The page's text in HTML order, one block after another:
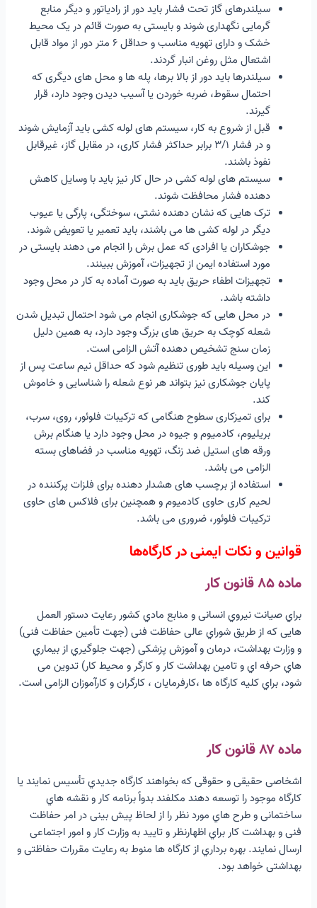
سیلندرهای گاز تحت فشار باید دور از رادیاتور و دیگر منابع
گرمایی نگهداری شوند و بایستی به صورت قائم در یک محیط
خشک و دارای تهویه مناسب و حداقل ۶ متر دور از مواد قابل
اشتعال مثل روغن انبار گردند.
سیلندرها باید دور از بالا برها، پله ها و محل های دیگری که
احتمال سقوط، ضربه خوردن یا آسیب دیدن وجود دارد، قرار
گیرند.
قبل از شروع به کار، سیستم های لوله کشی باید آزمایش شوند
و در فشار ۳/۱ برابر حداکثر فشار کاری، در مقابل گاز، غیرقابل
نفوذ باشند.
سیستم های لوله کشی در حال کار نیز باید با وسایل کاهش
دهنده فشار محافظت شوند.
ترک هایی که نشان دهنده نشتی، سوختگی، پارگی یا عیوب
دیگر در لوله کشی ها می باشند، باید تعمیر یا تعویض شوند.
جوشکاران یا افرادی که عمل برش را انجام می دهند بایستی در
مورد استفاده ایمن از تجهیزات، آموزش ببینند.
تجهیزات اطفاء حریق باید به صورت آماده به کار در محل وجود
داشته باشد.
در محل هایی که جوشکاری انجام می شود احتمال تبدیل شدن
شعله کوچک به حریق های بزرگ وجود دارد، به همین دلیل
زمان سنج تشخیص دهنده آتش الزامی است.
این وسیله باید طوری تنظیم شود که حداقل نیم ساعت پس از
پایان جوشکاری نیز بتواند هر نوع شعله را شناسایی و خاموش
کند.
برای تمیزکاری سطوح هنگامی که ترکیبات فلوئور، روی، سرب،
بریلیوم، کادمیوم و جیوه در محل وجود دارد یا هنگام برش
ورقه های استیل ضد زنگ، تهویه مناسب در فضاهای بسته
الزامی می باشد.
استفاده از برچسب های هشدار دهنده برای فلزات پرکننده در
لحیم کاری حاوی کادمیوم و همچنین برای فلاکس های حاوی
ترکیبات فلوئور، ضروری می باشد.
قوانین و نکات ایمنی در کارگاه‌ها
ماده ۸۵ قانون کار
براي صیانت نیروي انسانی و منابع مادي کشور رعایت دستور العمل
هایی که از طریق شوراي عالی حفاظت فنی (جهت تأمین حفاظت فنی)
و وزارت بهداشت، درمان و آموزش پزشکی (جهت جلوگیري از بیماري
هاي حرفه اي و تامین بهداشت کار و کارگر و محیط کار) تدوین می
شود، براي کلیه کارگاه ها ،کارفرمایان ، کارگران و کارآموزان الزامی است.
ماده ۸۷ قانون کار
اشخاصی حقیقی و حقوقی که بخواهند کارگاه جدیدي تأسیس نمایند یا
کارگاه موجود را توسعه دهند مکلفند بدواً برنامه کار و نقشه هاي
ساختمانی و طرح هاي مورد نظر را از لحاظ پیش بینی در امر حفاظت
فنی و بهداشت کار براي اظهارنظر و تایید به وزارت کار و امور اجتماعی
ارسال نمایند. بهره برداري از کارگاه ها منوط به رعایت مقررات حفاظتی و
بهداشتی خواهد بود.